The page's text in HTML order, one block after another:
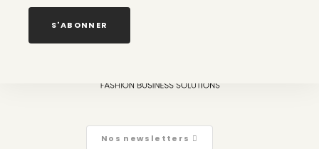
2 août 2026
Nos newsletters
S'ABONNER